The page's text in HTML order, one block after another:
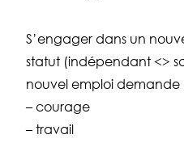
S’engager dans un
statut (indépendant <>
nouvel emploi demande
– courage
– travail